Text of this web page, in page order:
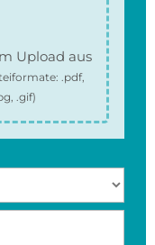
Upload aus
.pdf,
.gif)